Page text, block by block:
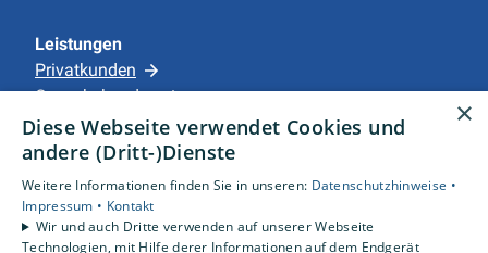
Leistungen
Privatkunden
Gewerbekunden
Karriere
Unternehmen
Standorte
Apensen
×
Diese Webseite verwendet Cookies und
andere (Dritt-)Dienste
Weitere Informationen finden Sie in unseren: Datenschutzhinweise •
Impressum • Kontakt
Wir und auch Dritte verwenden auf unserer Webseite
Technologien, mit Hilfe derer Informationen auf dem Endgerät